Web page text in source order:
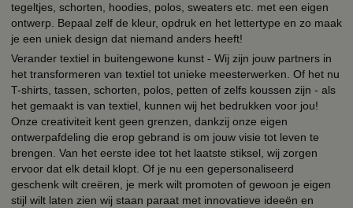
tegeltjes, schorten, hoodies, polos, sweaters etc. met een eigen
ontwerp. Bepaal zelf de kleur, opdruk en het lettertype en zo maak
je een uniek design dat niemand anders heeft!
Verander textiel in buitengewone kunst - Wij zijn jouw partners in
het transformeren van textiel tot unieke meesterwerken. Of het nu
T-shirts, tassen, schorten, polos, petten of zelfs koussen zijn - als
het gemaakt is van textiel, kunnen wij het bedrukken voor jou!
Onze creativiteit kent geen grenzen, dankzij onze eigen
ontwerpafdeling die erop gebrand is om jouw visie tot leven te
brengen. Van het eerste idee tot het laatste stiksel, wij zorgen
ervoor dat elk detail klopt. Of je nu een gepersonaliseerd
geschenk wilt creëren, je merk wilt promoten of gewoon je eigen
stijl wilt laten zien wij staan paraat met innovatieve ideeën en